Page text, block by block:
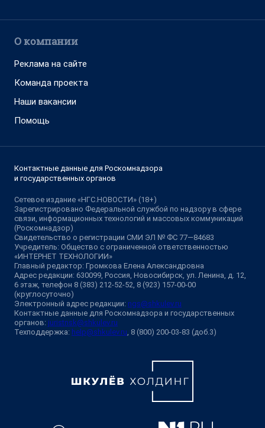
О компании
Реклама на сайте
Команда проекта
Наши вакансии
Помощь
Контактные данные для Роскомнадзора
и государственных органов
Сетевое издание «НГС.НОВОСТИ» (18+)
Зарегистрировано Федеральной службой по надзору в сфере
связи, информационных технологий и массовых коммуникаций
(Роскомнадзор)
Свидетельство о регистрации СМИ ЭЛ № ФС 77—84683
Учредитель: Общество с ограниченной ответственностью
«ИНТЕРНЕТ ТЕХНОЛОГИИ»
Главный редактор: Громкова Елена Александровна
Адрес редакции: 630099, Россия, Новосибирск, ул. Ленина, д. 12,
6 этаж, телефон 8 (383) 212-52-52, 8 (923) 157-00-00
(круглосуточно)
Электронный адрес редакции: ngs@shkulev.ru
Контактные данные для Роскомнадзора и государственных
органов: juristnsk@shkulev.ru
Техподдержка: help@shkulev.ru, 8 (800) 200-03-83 (доб.3)